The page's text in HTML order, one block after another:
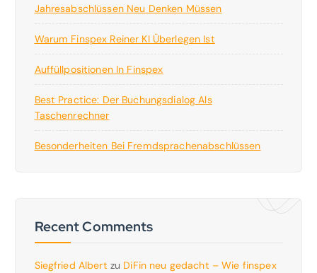
Jahresabschlüssen Neu Denken Müssen
Warum Finspex Reiner KI Überlegen Ist
Auffüllpositionen In Finspex
Best Practice: Der Buchungsdialog Als
Taschenrechner
Besonderheiten Bei Fremdsprachenabschlüssen
Recent Comments
Siegfried Albert zu DiFin neu gedacht – Wie finspex